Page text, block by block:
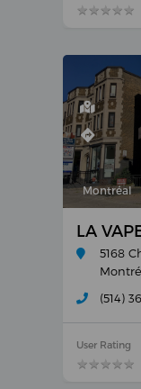
★★★★★
★★★★★
Montréal
LA
5168
(514)
User Rating
★★★★★
★★★★★